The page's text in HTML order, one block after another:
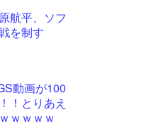
航平、ソフ
を制す
動画が100
！とりあえ
ｗｗｗｗ